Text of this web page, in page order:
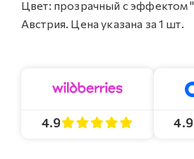
Цвет: прозрачный с эффектом
Австрия. Цена указана за 1 шт.
4.9 4.9